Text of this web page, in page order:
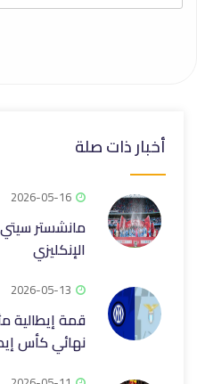
أخبار ذات صلة
2026-05-16
مانشستر
الإنكليزي
2026-05-13
قمة إيطالية
نهائي كأس